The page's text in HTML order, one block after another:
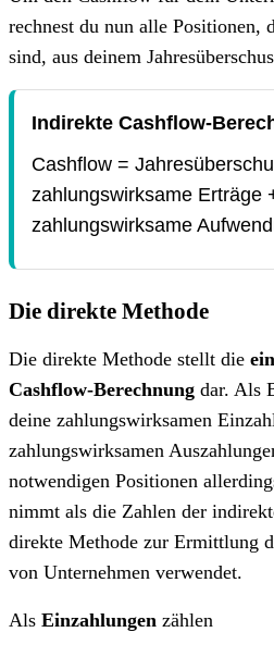
rechnest du nun alle Positionen,
sind, aus deinem
Indirekte Cashflow-
Cashflow =
zahlungswirksame Erträge
zahlungswirksame
Die direkte Methode
Die direkte Methode stellt die
Cashflow-Berechnung dar. Als
deine zahlungswirksamen
zahlungswirksamen
notwendigen Positionen
nimmt als die Zahlen der
direkte Methode zur Ermittlung
von Unternehmen verwendet.
Als Einzahlungen zählen